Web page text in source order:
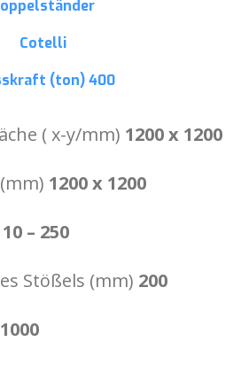
Cotelli
(ton)400
( x-y/mm) 1200 x 1200
1200 x 1200
10 – 250
Stößels (mm) 200
1000